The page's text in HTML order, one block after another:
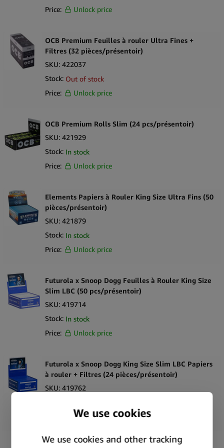
Price:
Unlock price
OCB Premium Feuilles à rouler Ultra Fines +
Filtres (32 pièces/présentoir)
SKU: 422037
Stock: Out of stock
Price:
Unlock price
OCB Premium Rolls Slim (24 pcs/présentoir)
SKU: 421929
Stock: In stock
Price:
Unlock price
Elements Papiers à Rouler King Size Ultra Fins (50
pièces/présentoir)
SKU: 421879
Stock: In stock
Price:
Unlock price
Futurola x Snoop Dogg Feuilles à Rouler King Size
Slim LBC (50 pcs/présentoir)
SKU: 419714
Stock: In stock
Price:
Unlock price
Futurola x Snoop Dogg King Size Slim LBC Papiers
à rouler + Filtres (24 pièces/présentoir)
SKU: 419762
Unlock price